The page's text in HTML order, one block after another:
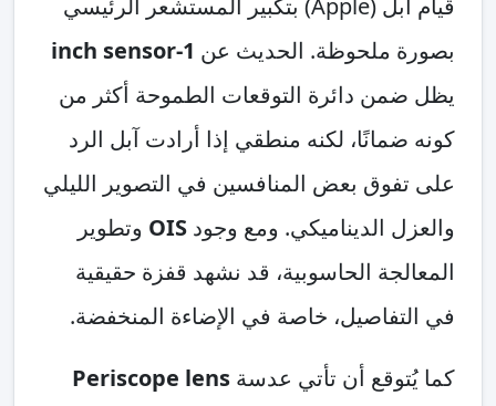
قيام آبل (Apple) بتكبير المستشعر الرئيسي
بصورة ملحوظة. الحديث عن 1-inch sensor
يظل ضمن دائرة التوقعات الطموحة أكثر من
كونه ضمانًا، لكنه منطقي إذا أرادت آبل الرد
على تفوق بعض المنافسين في التصوير الليلي
والعزل الديناميكي. ومع وجود OIS وتطوير
المعالجة الحاسوبية، قد نشهد قفزة حقيقية
في التفاصيل، خاصة في الإضاءة المنخفضة.
كما يُتوقع أن تأتي عدسة Periscope lens